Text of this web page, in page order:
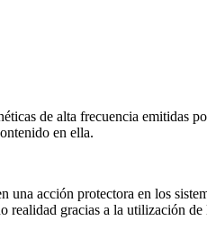
de alta frecuencia emitidas
en ella.
acción protectora en los
gracias a la utilización